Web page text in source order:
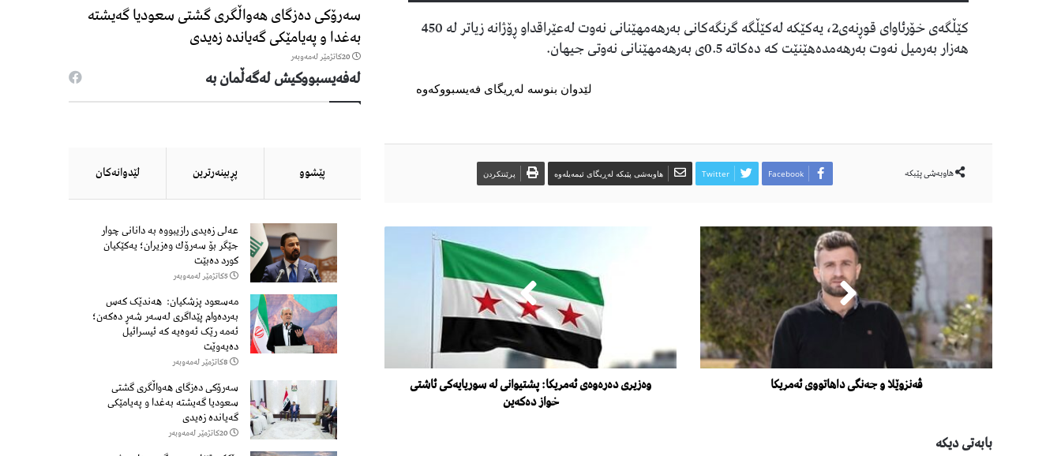
كێڵگه‌ی خۆرئاوای‌ قوڕنه‌ی2، یەکێکە لەکێڵگە گرنگەکانی بەرهەمهێنانی نەوت لەعێراقداو ڕۆژانە زیاتر لە 450
هه‌زار به‌رمیل نه‌وت به‌رهه‌مده‌هێنێت کە دەکاتە 0.5ی بەرهەمهێنانی نەوتی جیهان.
لێدوان بنوسە لەڕیگای فەیسبووکەوە
هاوبەشی پێبكە Facebook
Twitter هاوبەشی پێبکە لەڕیگای ئیمەیلەوە پرێنتکردن
ڤەنزوێلا و جەنگی داهاتووی ئەمریکا وەزیری دەرەوەی ئەمریكا: پشتیوانی لە سوریایەكی ئاشتی
خواز دەكەین
بابەتی دیكە
سەرۆكی دەزگای هەواڵگری گشتی سعودیا گەیشتە
بەغدا و پەیامێكی گەیاندە زەیدی
20كاتژمێر لەمەوبەر
لەفەیسبووكیش لەگەڵمان بە
پێشوو پڕبینەرترین لێدوانەكان
عەلی زەیدی رازیبووە بە دانانی چوار
جێگر بۆ سەرۆك وەزیران؛ یەكێكیان
كورد دەبێت
5كاتژمێر لەمەوبەر
مەسعود پزشكیان: هەندێک کەس
بەردەوام پێداگری لەسەر شەڕ دەكەن؛
ئەمە رێک ئەوەیە کە ئیسرائیل
دەیەوێت
8كاتژمێر لەمەوبەر
سەرۆكی دەزگای هەواڵگری گشتی
سعودیا گەیشتە بەغدا و پەیامێكی
گەیاندە زەیدی
20كاتژمێر لەمەوبەر